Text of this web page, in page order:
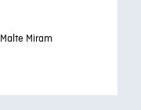
Malte Miram